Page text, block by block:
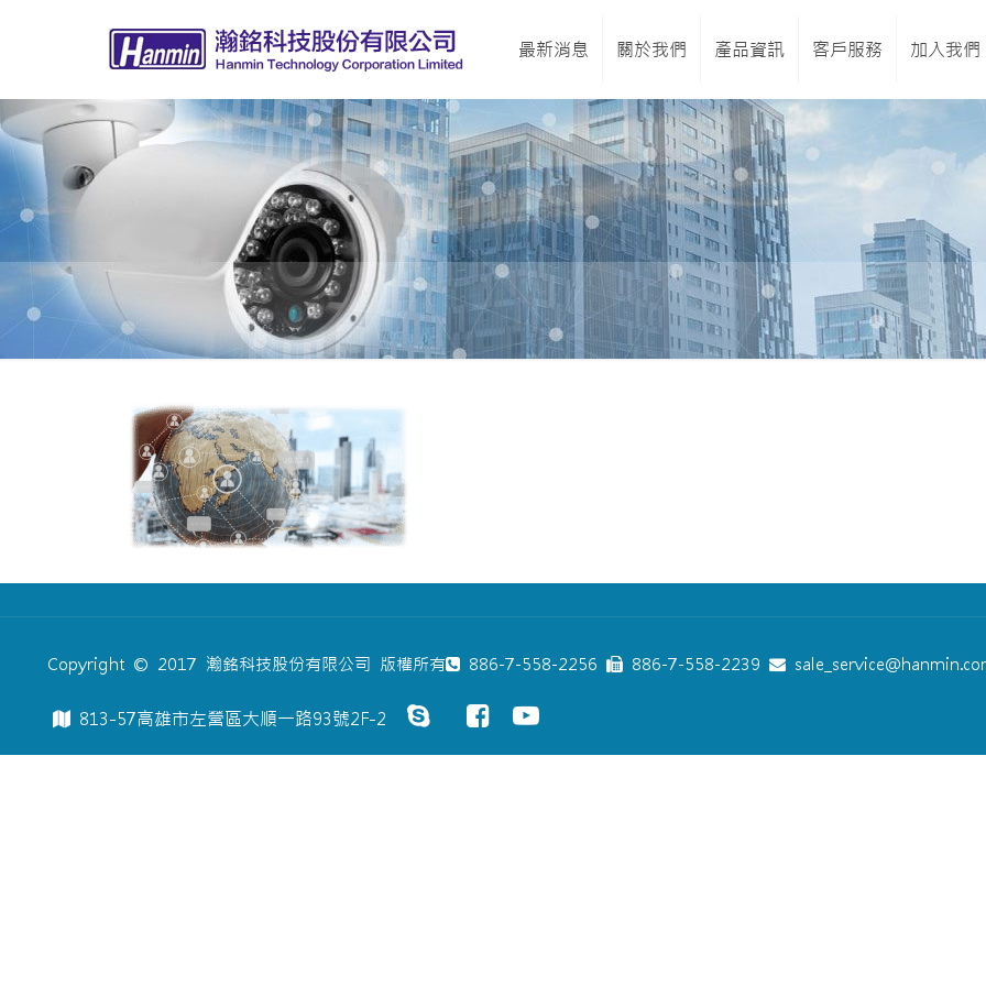
最新消息 關於我們 產品資訊 客戶服務 加入我們
Copyright © 2017 瀚銘科技股份有限公司 版權所有 886-7-558-2256 886-7-558-2239
813-57高雄市左營區大順一路93號2F-2